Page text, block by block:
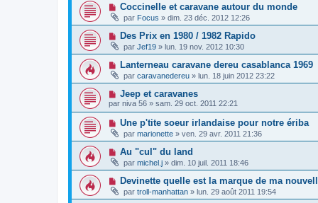
Coccinelle et caravane autour du monde
par Focus » dim. 23 déc. 2012 12:26
Des Prix en 1980 / 1982 Rapido
par Jef19 » lun. 19 nov. 2012 10:30
Lanterneau caravane dereu casablanca 1969
par caravanedereu » lun. 18 juin 2012 23:22
Jeep et caravanes
par niva 56 » sam. 29 oct. 2011 22:21
Une p'tite soeur irlandaise pour notre ériba
par marionette » ven. 29 avr. 2011 21:36
Au "cul" du land
par michel.j » dim. 10 juil. 2011 18:46
Devinette quelle est la marque de ma
par troll-manhattan » lun. 29 août 2011 19:54